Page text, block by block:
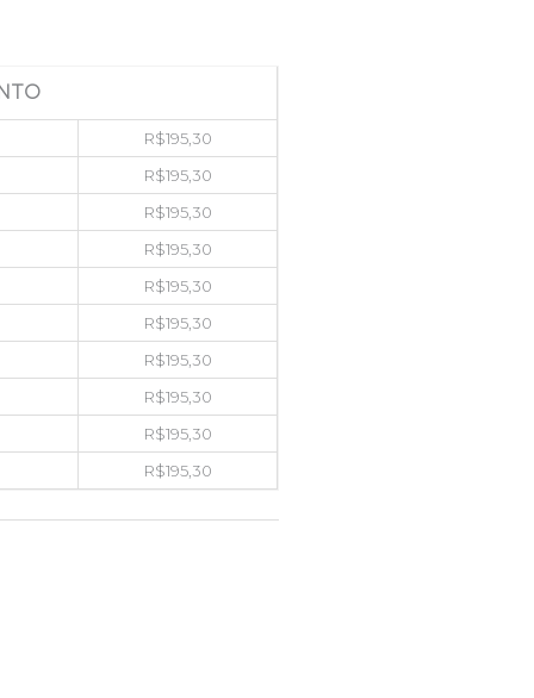
R$195,30
R$195,30
R$195,30
R$195,30
R$195,30
R$195,30
R$195,30
R$195,30
R$195,30
R$195,30